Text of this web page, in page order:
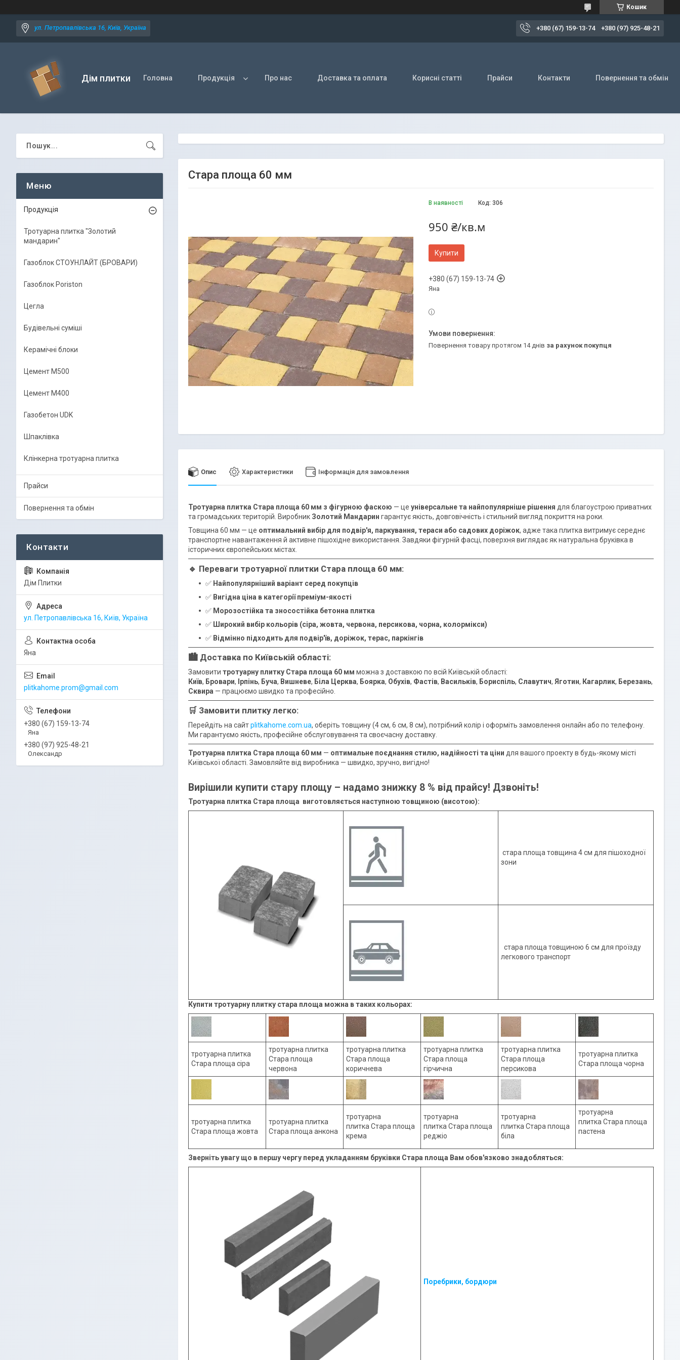
Кошик
ул. Петропавлівська 16, Київ, Україна +380 (67) 159-13-74 +380 (97) 925-48-21
Дім плитки Головна Продукція Про нас Доставка та оплата Корисні статті Прайси Контакти Повернення та обмін
Стара площа 60 мм
В наявності Код: 306
950 ₴/кв.м
Купити
+380 (67) 159-13-74
Яна
повернення товару протягом 14 днів за рахунок покупця
Опис Характеристики Інформація для замовлення
Тротуарна плитка Стара площа 60 мм з фігурною фаскою — це універсальне та найпопулярніше рішення для благоустрою приватних
та громадських територій. Виробник Золотий Мандарин гарантує якість, довговічність і стильний вигляд покриття на роки.
Товщина 60 мм — це оптимальний вибір для подвір'я, паркування, тераси або садових доріжок, адже така плитка витримує середнє
транспортне навантаження й активне пішохідне використання. Завдяки фігурній фасці, поверхня виглядає як натуральна бруківка в
історичних європейських містах.
🔹 Переваги тротуарної плитки Стара площа 60 мм:
✅ Найпопулярніший варіант серед покупців
✅ Вигідна ціна в категорії преміум-якості
✅ Морозостійка та зносостійка бетонна плитка
✅ Широкий вибір кольорів (сіра, жовта, червона, персикова, чорна, колормікси)
✅ Відмінно підходить для подвір'їв, доріжок, терас, паркінгів
🏙️ Доставка по Київській області:
Замовити тротуарну плитку Стара площа 60 мм можна з доставкою по всій Київській області:
Київ, Бровари, Ірпінь, Буча, Вишневе, Біла Церква, Боярка, Обухів, Фастів, Васильків, Бориспіль, Славутич, Яготин, Кагарлик, Березань,
Сквира — працюємо швидко та професійно.
🛒 Замовити плитку легко:
Перейдіть на сайтplitkahome.com.ua, оберіть товщину (4 см, 6 см, 8 см), потрібний колір і оформіть замовлення онлайн або по телефону.
Ми гарантуємо якість, професійне обслуговування та своєчасну доставку.
Тротуарна плитка Стара площа 60 мм — оптимальне поєднання стилю, надійності та ціни для вашого проекту в будь-якому місті
Київської області. Замовляйте від виробника — швидко, зручно, вигідно!
Вирішили купити стару площу – надамо знижку 8 % від прайсу! Дзвоніть!
Тротуарна плитка Стара площа виготовляється наступною товщиною (висотою):
стара площа товщина 4 см для пішоходної
зони
стара площа товщиною 6 см для проїзду
легкового транспорт
Купити тротуарну плитку стара площа можна в таких кольорах:
тротуарна плитка
Стара площа сіра
тротуарна плитка
Стара площа
червона
тротуарна плитка
Стара площа
коричнева
тротуарна плитка
Стара площа
гірчична
тротуарна плитка
Стара площа
персикова
тротуарна плитка
Стара площа чорна
тротуарна плитка
Стара площа жовта
тротуарна плитка
Стара площа анкона
тротуарна
плитка Стара площа
крема
тротуарна
плитка Стара площа
реджіо
тротуарна
плитка Стара площа
біла
тротуарна
плитка Стара площа
пастена
Зверніть увагу що в першу чергу перед укладанням бруківки Стара площа Вам обов'язково знадобляться:
Поребрики, бордюри
Продукція
Тротуарна плитка "Золотий
мандарин"
Газоблок СТОУНЛАЙТ (БРОВАРИ)
Газоблок Poriston
Цегла
Будівельні суміші
Керамічні блоки
Цемент М500
Цемент М400
Газобетон UDK
Шпаклівка
Клінкерна тротуарна плитка
Прайси
Повернення та обмін
Дім Плитки
ул. Петропавлівська 16, Київ, Україна
Яна
plitkahome.prom@gmail.com
+380 (67) 159-13-74
Яна
+380 (97) 925-48-21
Олександр